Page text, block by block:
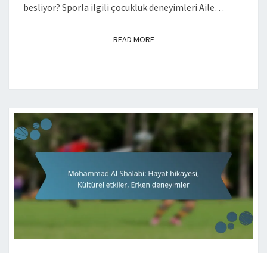
besliyor? Sporla ilgili çocukluk deneyimleri Aile…
READ MOREREAD MORE